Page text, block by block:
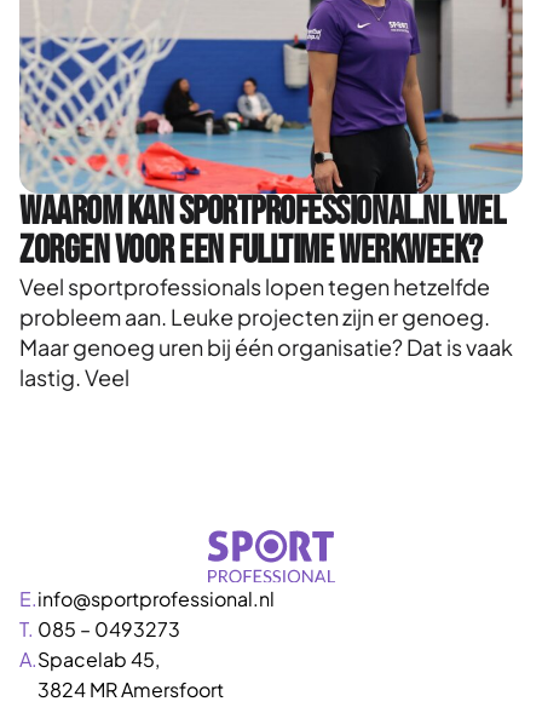
Waarom kan Sportprofessional.nl wel
zorgen voor een fulltime werkweek?
Veel sportprofessionals lopen tegen hetzelfde
probleem aan. Leuke projecten zijn er genoeg.
Maar genoeg uren bij één organisatie? Dat is vaak
lastig. Veel
E.
T.
A.
info@sportprofessional.nl
085 – 0493273
Spacelab 45,
3824 MR Amersfoort